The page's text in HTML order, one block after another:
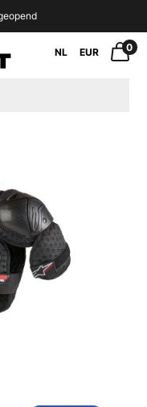
NL EUR 0